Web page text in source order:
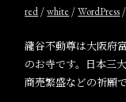
red /white /WordPress
瀧谷不動尊は大阪府
のお寺です。日本三
商売繁盛などの祈願